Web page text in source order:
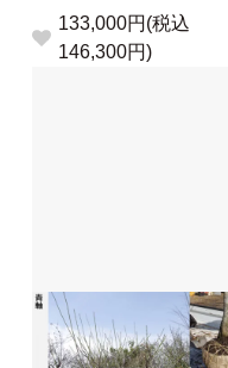
133,000円(税込
146,300円)